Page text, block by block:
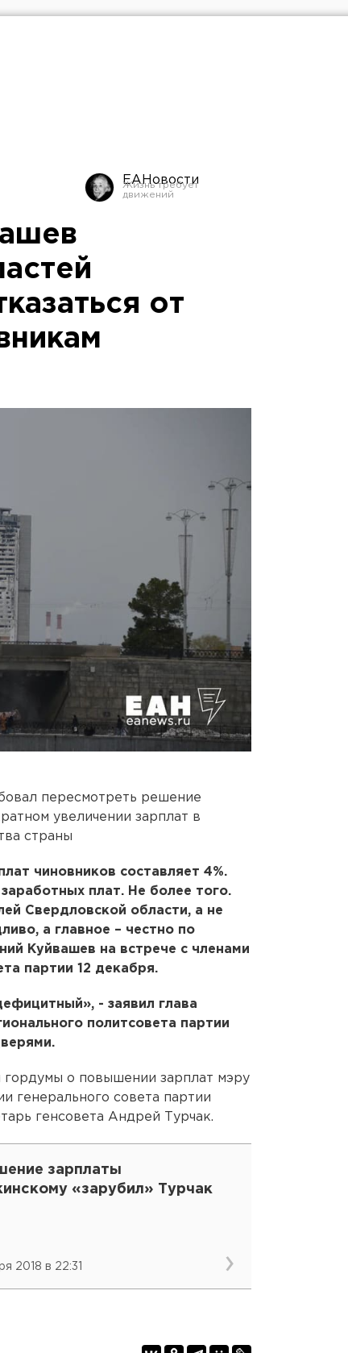
ЕАНовости
от
пересмотреть решение
увеличении зарплат в
страны
чиновников составляет 4%.
плат. Не более того.
Свердловской области, а не
а главное – честно по
Куйвашев на встрече с членами
партии 12 декабря.
- заявил глава
политсовета партии
о повышении зарплат мэру
генерального совета партии
генсовета Андрей Турчак.
зарплаты
«зарубил» Турчак
2018 в 22:31